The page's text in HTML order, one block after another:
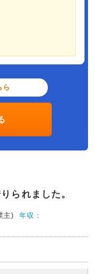
ら
られました。
主)
年収：